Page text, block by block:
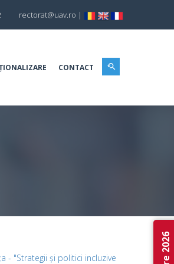
rectorat@uav.ro |
CONTACT
- "Strategii și politici incluzive